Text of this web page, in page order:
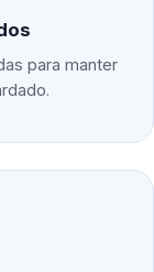
para manter